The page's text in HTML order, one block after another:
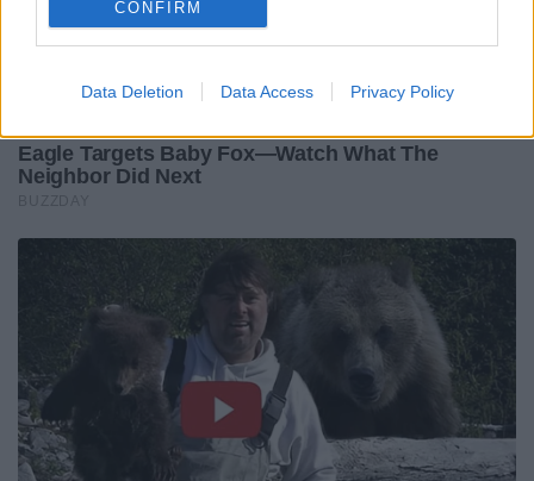
CONFIRM
Data Deletion Data Access Privacy Policy